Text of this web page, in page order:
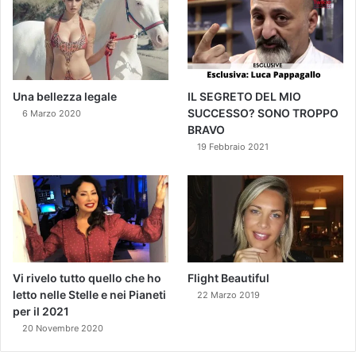
Una bellezza legale
6 Marzo 2020
IL SEGRETO DEL MIO
SUCCESSO? SONO TROPPO
BRAVO
19 Febbraio 2021
Vi rivelo tutto quello che ho
letto nelle Stelle e nei Pianeti
per il 2021
20 Novembre 2020
Flight Beautiful
22 Marzo 2019